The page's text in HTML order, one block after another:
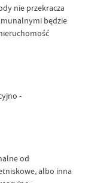
nie przekracza
będzie
-
od
albo inna